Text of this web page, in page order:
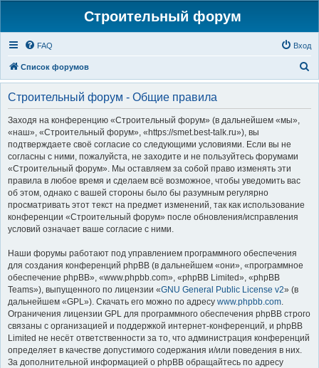
Строительный форум
FAQ Вход
Список форумов
о
Строительный форум - Общие правила
Заходя на конференцию «Строительный форум» (в дальнейшем «мы»,
«наш», «Строительный форум», «https://smet.best-talk.ru»), вы
подтверждаете своё согласие со следующими условиями. Если вы не
согласны с ними, пожалуйста, не заходите и не пользуйтесь форумами
«Строительный форум». Мы оставляем за собой право изменять эти
правила в любое время и сделаем всё возможное, чтобы уведомить вас
об этом, однако с вашей стороны было бы разумным регулярно
просматривать этот текст на предмет изменений, так как использование
конференции «Строительный форум» после обновления/исправления
условий означает ваше согласие с ними.
Наши форумы работают под управлением программного обеспечения
для создания конференций phpBB (в дальнейшем «они», «программное
обеспечение phpBB», «www.phpbb.com», «phpBB Limited», «phpBB
Teams»), выпущенного по лицензии «GNU General Public License v2» (в
дальнейшем «GPL»). Скачать его можно по адресу www.phpbb.com.
Ограничения лицензии GPL для программного обеспечения phpBB строго
связаны с организацией и поддержкой интернет-конференций, и phpBB
Limited не несёт ответственности за то, что администрация конференций
определяет в качестве допустимого содержания и/или поведения в них.
За дополнительной информацией о phpBB обращайтесь по адресу